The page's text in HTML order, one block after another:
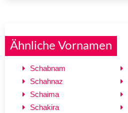
Ähnliche Vornamen
Schabnam
Schahnaz
Schaima
Schakira